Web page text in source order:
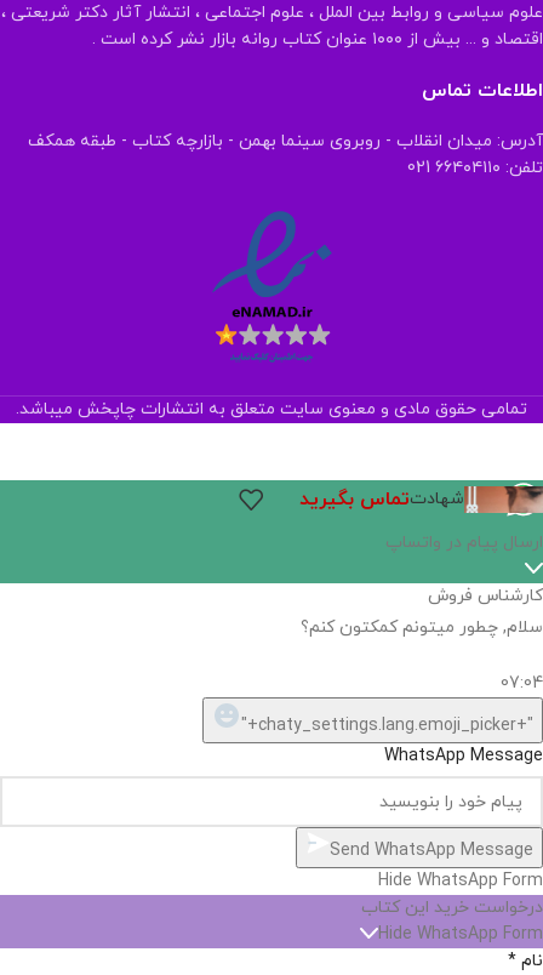
علوم سیاسی و روابط بین الملل ، علوم اجتماعی ، انتشار آثار دکتر شریعتی ،
اقتصاد و ... بیش از ۱۰۰۰ عنوان کتاب روانه بازار نشر کرده است .
اطلاعات تماس
آدرس: میدان انقلاب - روبروی سینما بهمن - بازارچه کتاب - طبقه همکف
تلفن: ۶۶۴۰۴۱۱۰ 021
تمامی حقوق مادی و معنوی سایت متعلق به انتشارات چاپخش میباشد.
شهادتتماس بگیرید
اگر
نیست,
شاید
بتونیم
تهیه
Hide
chaty
ارسال پیام در واتساپ
کارشناس فروش